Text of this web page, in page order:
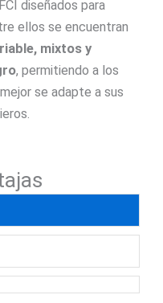
diseñados para
ellos se encuentran
mixtos y
, permitiendo a los
se adapte a sus